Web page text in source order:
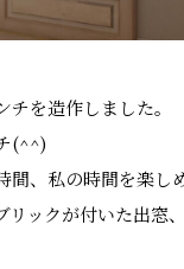
を造作しました。
(^^)
間、私の時間を楽し
ックが付いた出窓